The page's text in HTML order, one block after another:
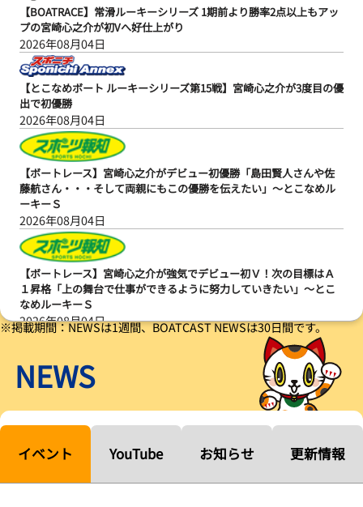
【BOATRACE】常滑ルーキーシリーズ 1期前より勝率2点以上もアッ
プの宮崎心之介が初Vへ好仕上がり
2026年08月04日
【とこなめボート ルーキーシリーズ第15戦】宮崎心之介が3度目の優
出で初優勝
2026年08月04日
【ボートレース】宮崎心之介がデビュー初優勝「島田賢人さんや佐
藤航さん・・・そして両親にもこの優勝を伝えたい」～とこなめル
ーキーＳ
2026年08月04日
【ボートレース】宮崎心之介が強気でデビュー初Ｖ！次の目標はＡ
１昇格「上の舞台で仕事ができるように努力していきたい」～とこ
なめルーキーＳ
2026年08月04日
【ルーキーシリーズ第15戦】塚越海斗「伸びを生かす方向で」4カド
から攻める／とこなめボートレース
【常滑ボート・ルーキーＳ】宮崎心之介 うれしいデビュー初優勝
「このままＡ１になれるように」
2026年08月04日
※掲載期間：NEWSは1週間、BOATCAST NEWSは30日間です。
NEWS
イベント YouTube お知らせ 更新情報